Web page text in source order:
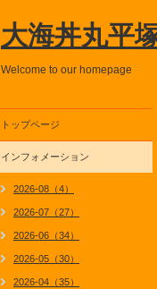
大海丼丸平
Welcome to our homepage
トップページ
インフォメーション
2026-08（4）
2026-07（27）
2026-06（34）
2026-05（30）
2026-04（35）